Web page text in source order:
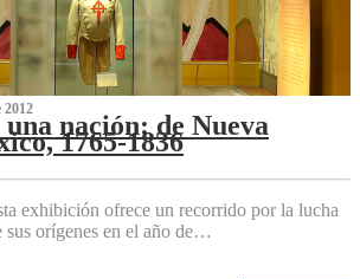
2012
nación: de Nueva
1765-1836
exhibición ofrece un recorrido por la lucha
sus orígenes en el año de…